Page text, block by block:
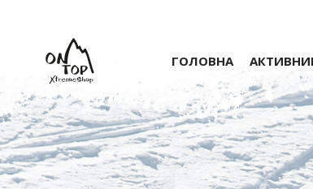
ГОЛОВНА